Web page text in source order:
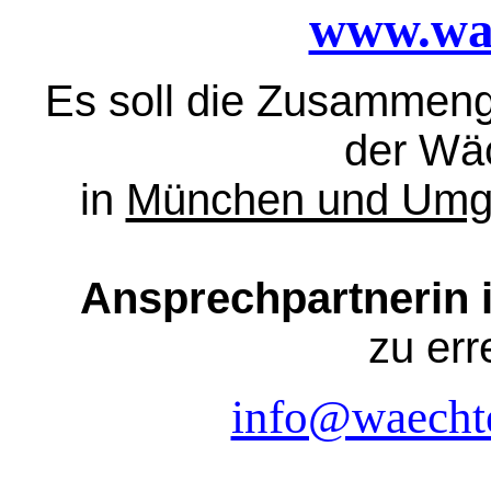
Es soll die
der
in München und
Ansprechpartnerin
zu